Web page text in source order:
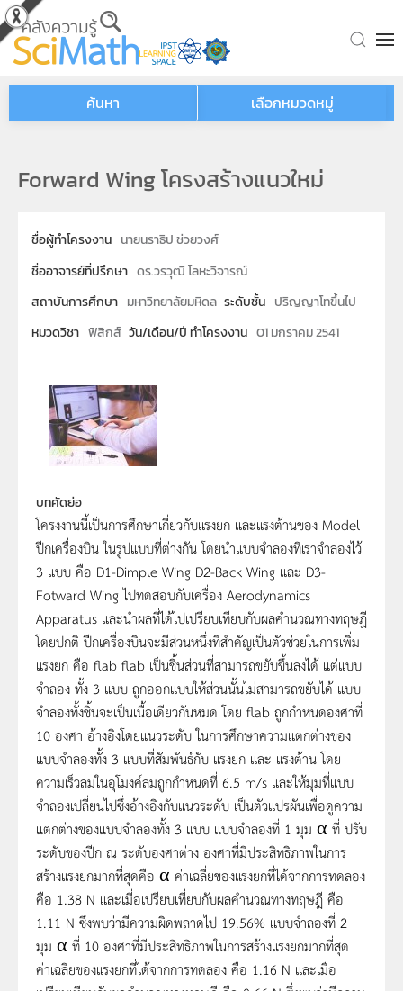
Skip to main content
ค้นหา เลือกหมวดหมู่
Forward Wing โครงสร้างแนวใหม่
ชื่อผู้ทำโครงงาน นายนราธิป ช่วยวงศ์
ชื่ออาจารย์ที่ปรึกษา ดร.วรวุฒิ โลหะวิจารณ์
สถาบันการศึกษา มหาวิทยาลัยมหิดล ระดับชั้น ปริญญาโทขึ้นไป
หมวดวิชา ฟิสิกส์ วัน/เดือน/ปี ทำโครงงาน 01 มกราคม 2541
บทคัดย่อ
โครงงานนี้เป็นการศึกษาเกี่ยวกับแรงยก และแรงต้านของ Model
ปีกเครื่องบิน ในรูปแบบที่ต่างกัน โดยนำแบบจำลองที่เราจำลองไว้
3 แบบ คือ D1-Dimple Wing D2-Back Wing และ D3-
Fotward Wing ไปทดสอบกับเครื่อง Aerodynamics
Apparatus และนำผลที่ได้ไปเปรียบเทียบกับผลคำนวณทางทฤษฎี
โดยปกติ ปีกเครื่องบินจะมีส่วนหนึ่งที่สำคัญเป็นตัวช่วยในการเพิ่ม
แรงยก คือ flab flab เป็นชิ้นส่วนที่สามารถขยับขึ้นลงได้ แต่แบบ
จำลอง ทั้ง 3 แบบ ถูกออกแบบให้ส่วนนั้นไม่สามารถขยับได้ แบบ
จำลองทั้งชิ้นจะเป็นเนื้อเดียวกันหมด โดย flab ถูกกำหนดองศาที่
10 องศา อ้างอิงโดยแนวระดับ ในการศึกษาความแตกต่างของ
แบบจำลองทั้ง 3 แบบที่สัมพันธ์กับ แรงยก และ แรงต้าน โดย
ความเร็วลมในอุโมงค์ลมถูกกำหนดที่ 6.5 m/s และให้มุมที่แบบ
จำลองเปลี่ยนไปซึ่งอ้างอิงกับแนวระดับ เป็นตัวแปรผันเพื่อดูความ
แตกต่างของแบบจำลองทั้ง 3 แบบ แบบจำลองที่ 1 มุม α ที่ ปรับ
ระดับของปีก ณ ระดับองศาต่าง องศาที่มีประสิทธิภาพในการ
สร้างแรงยกมากที่สุดคือ α ค่าเฉลี่ยของแรงยกที่ได้จากการทดลอง
คือ 1.38 N และเมื่อเปรียบเที่ยบกับผลคำนวณทางทฤษฎี คือ
1.11 N ซึ่งพบว่ามีความผิดพลาดไป 19.56% แบบจำลองที่ 2
มุม α ที่ 10 องศาที่มีประสิทธิภาพในการสร้างแรงยกมากที่สุด
ค่าเฉลี่ยของแรงยกที่ได้จากการทดลอง คือ 1.16 N และเมื่อ